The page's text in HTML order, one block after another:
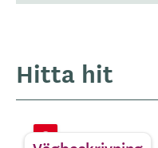
Hitta hit